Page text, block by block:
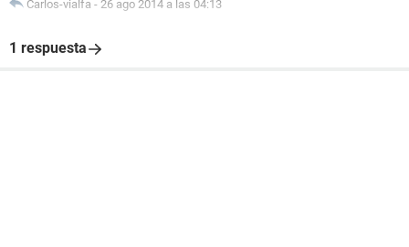
Carlos-vialfa - 26 ago 2014 a las 04:13
1 respuesta